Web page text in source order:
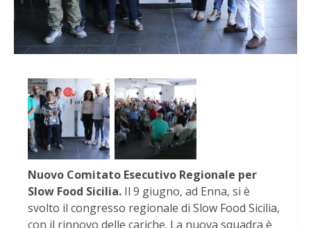
Nuovo Comitato Esecutivo Regionale per
Slow Food Sicilia. Il 9 giugno, ad Enna, si è
svolto il congresso regionale di Slow Food Sicilia,
con il rinnovo delle cariche. La nuova squadra è